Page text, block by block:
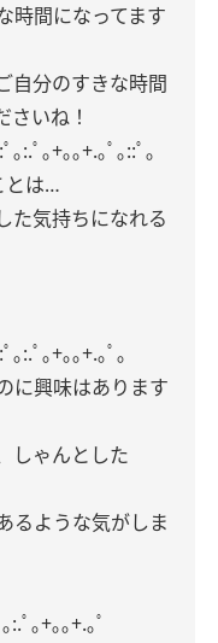
時間になってます
自分のすきな時間
さいね！
｡:.ﾟ｡+｡｡+.｡ﾟ｡::ﾟ｡
とは…
た気持ちになれる
｡:.ﾟ｡+｡｡+.｡ﾟ｡
に興味はあります
しゃんとした
るような気がしま
:.ﾟ｡+｡｡+.｡ﾟ